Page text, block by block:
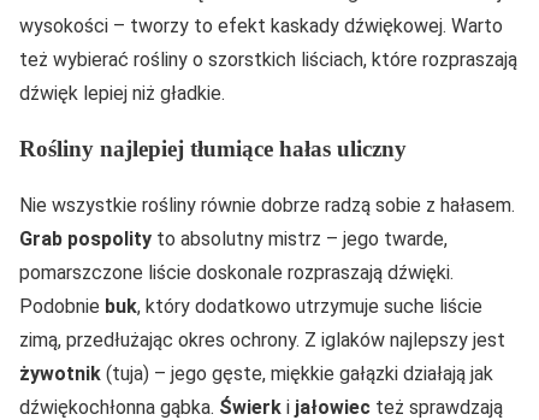
wysokości – tworzy to efekt kaskady dźwiękowej. Warto
też wybierać rośliny o szorstkich liściach, które rozpraszają
dźwięk lepiej niż gładkie.
Rośliny najlepiej tłumiące hałas uliczny
Nie wszystkie rośliny równie dobrze radzą sobie z hałasem.
Grab pospolity to absolutny mistrz – jego twarde,
pomarszczone liście doskonale rozpraszają dźwięki.
Podobnie buk, który dodatkowo utrzymuje suche liście
zimą, przedłużając okres ochrony. Z iglaków najlepszy jest
żywotnik (tuja) – jego gęste, miękkie gałązki działają jak
dźwiękochłonna gąbka. Świerk i jałowiec też sprawdzają